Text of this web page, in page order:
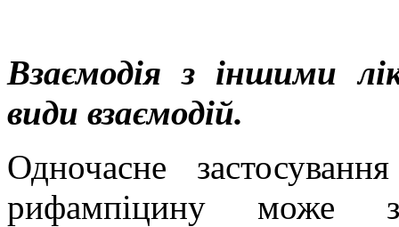
Взаємодія з іншими
види взаємодій.
Одночасне
рифампіцину може